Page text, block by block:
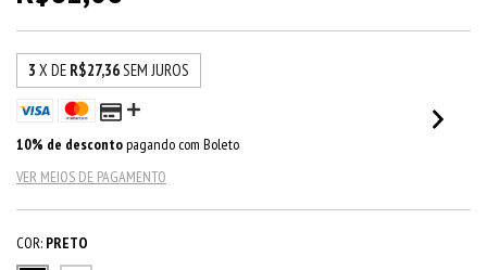
3 X DE R$27,36SEM JUROS
10% de descontopagando com Boleto
VER MEIOS DE PAGAMENTO
COR: PRETO